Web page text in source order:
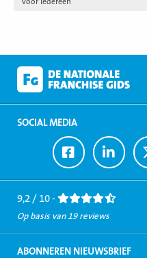
SOCIAL MEDIA
Ga
naar
Facebook
Ga
naar
9,2 / 10 -
Op basis van 19 reviews
ABONNEREN NIEUWSBRIEF